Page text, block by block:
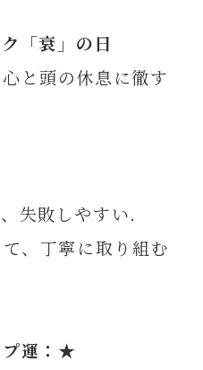
「衰」の日
と頭の休息に徹す
失敗しやすい.
、丁寧に取り組む
プ運：★